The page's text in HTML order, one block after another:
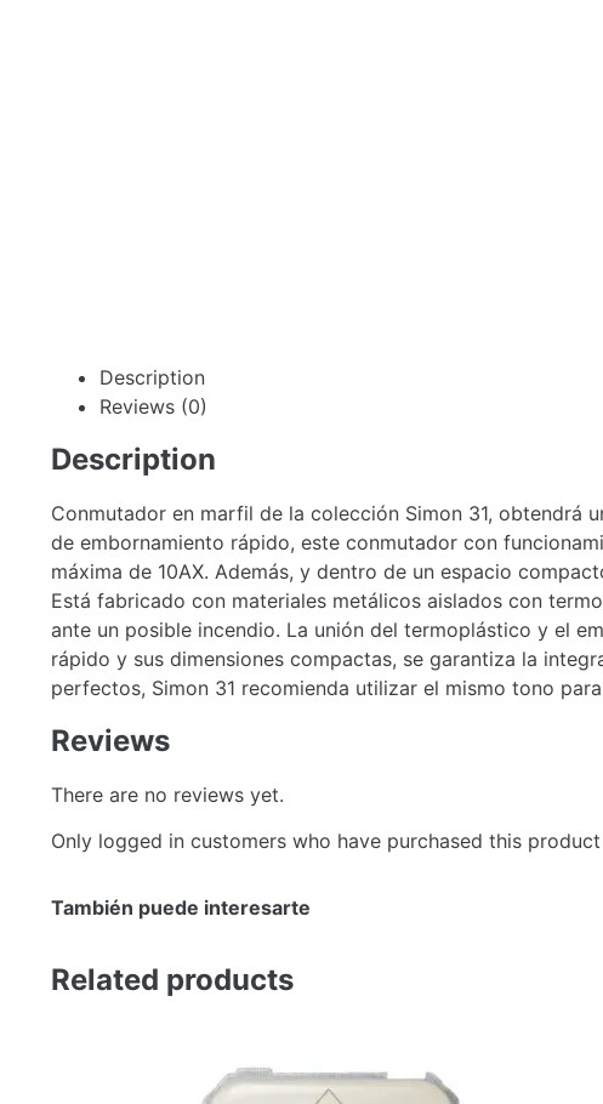
Description
Reviews (0)
Description
Conmutador en marfil de la colección Simon 31, obtendrá
de embornamiento rápido, este conmutador con
máxima de 10AX. Además, y dentro de un espacio
Está fabricado con materiales metálicos aislados con
ante un posible incendio. La unión del termoplástico y el
rápido y sus dimensiones compactas, se garantiza la
perfectos, Simon 31 recomienda utilizar el mismo tono
Reviews
There are no reviews yet.
Only logged in customers who have purchased this
También puede interesarte
Related products